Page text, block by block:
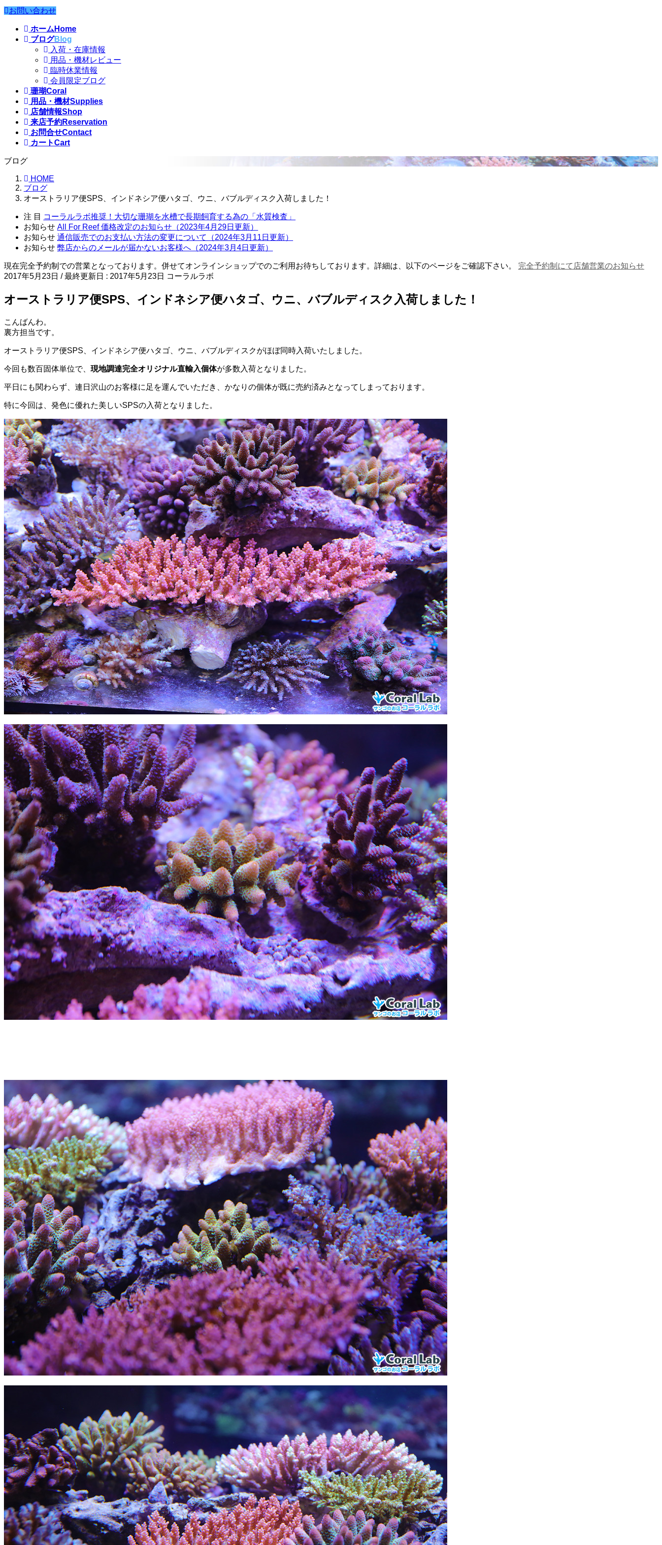
お問い合わせ
ホーム Home
ブログBlog
入荷・在庫情報
用品・機材レビュー
臨時休業情報
会員限定ブログ
珊瑚Coral
用品・機材Supplies
店舗情報Shop
来店予約Reservation
お問合せContact
カートCart
ブログ
HOME
ブログ
オーストラリア便SPS、インドネシア便ハタゴ、ウニ、バブルディスク入荷しました！
注 目 コーラルラボ推奨！大切な珊瑚を水槽で長期飼育する為の「水質検査」
お知らせ All For Reef 価格改定のお知らせ（2023年4月29日更新）
お知らせ 通信販売でのお支払い方法の変更について（2024年3月11日更新）
お知らせ 弊店からのメールが届かないお客様へ（2024年3月4日更新）
現在完全予約制での営業となっております。併せてオンラインショップでのご利用お待ちしております。詳細は、以下のページをご確認下さい。 完全予約制にて店舗営業のお知らせ
2017年5月23日 / 最終更新日 : 2017年5月23日 コーラルラボ
オーストラリア便SPS、インドネシア便ハタゴ、ウニ、バブルディスク入荷しました！
こんばんわ。
裏方担当です。
オーストラリア便SPS、インドネシア便ハタゴ、ウニ、バブルディスクがほぼ同時入荷いたしました。
今回も数百固体単位で、 現地調達完全オリジナル直輸入個体が多数入荷となりました。
平日にも関わらず、連日沢山のお客様に足を運んでいただき、かなりの個体が既に売約済みとなってしまっております。
特に今回は、発色に優れた美しいSPSの入荷となりました。